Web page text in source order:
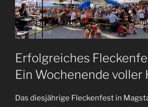
Erfolgreiches
Ein Wochenende voller
Das diesjährige Fleckenfest in